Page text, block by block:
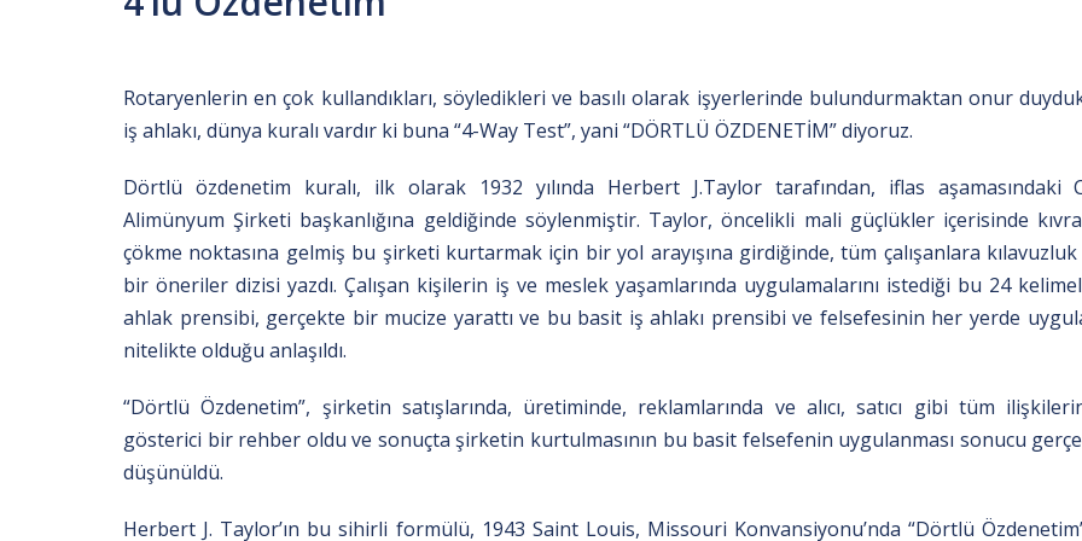
Rotaryenlerin en çok kullandıkları, söyledikleri ve basılı ola­rak işyerlerinde bulundurmaktan onur
iş ahlakı, dün­ya kuralı vardır ki buna “4-Way Test”, yani “DÖRTLÜ ÖZDENETİM” diyoruz.
Dörtlü özdenetim kuralı, ilk olarak 1932 yılında Herbert J.Taylor tarafından, iflas aşamasındaki
Alimünyum Şirketi başkanlığına geldiğinde söylenmiştir. Taylor, öncelikli mali güçlükler içerisinde
çökme noktasına gelmiş bu şirketi kurtarmak için bir yol arayışına girdiğinde, tüm çalışanlara kılavuzluk
bir öneriler dizisi yazdı. Çalı­şan kişilerin iş ve meslek yaşamlarında uygulamalarını istediği bu 24
ahlak prensibi, gerçekte bir mucize yarattı ve bu basit iş ahlakı prensibi ve felsefesinin her yerde
nitelikte olduğu anlaşıldı.
“Dörtlü Özdenetim”, şirketin satışlarında, üretiminde, reklamlarında ve alıcı, satıcı gibi tüm
gösterici bir rehber oldu ve sonuçta şirketin kurtulmasının bu basit felsefenin uygulanması sonucu
düşünüldü.
Herbert J. Taylor’ın bu sihirli formülü, 1943 Saint Louis, Missouri Konvansiyonu’nda “Dörtlü